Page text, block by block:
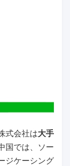
式会社は大手
国では、ソー
ジケーシング